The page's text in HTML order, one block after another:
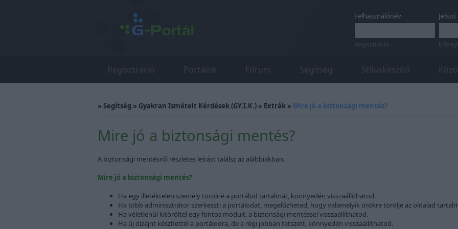
Felhasználónév
Regisztráció
Jelszó
Regisztráció Portálok Fórum Segítség Stíluskészítő
» Segítség » Gyakran Ismételt Kérdések (GY.I.K.)» Extrák» Mire jó a biztonsági mentés?
Mire jó a biztonsági mentés?
A biztonsági mentésről részletes leírást találsz az alábbiakban.
Mire jó a biztonsági mentés?
Ha egy illetéktelen személy törölné a portálod tartalmát, könnyedén visszaállíthatod.
Ha több adminisztrátor szerkeszti a portálodat, megelőzheted, hogy valamelyik örökre törölje az oldalad
Ha véletlenül kitöröltél egy fontos modult, a biztonsági mentéssel visszaállíthatod.
Ha új dizájnt készítettél a portálodra, de a régi jobban tetszett, könnyedén visszaállíthatod.